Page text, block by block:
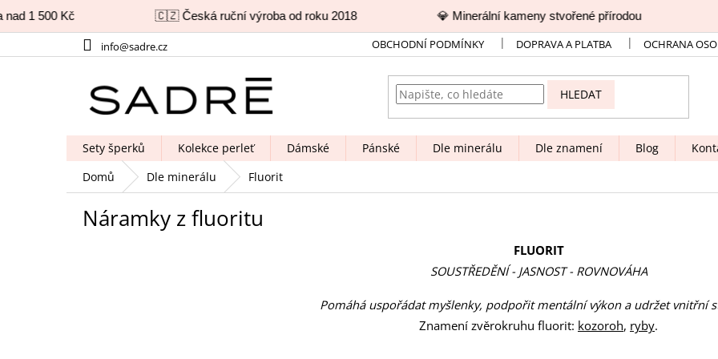
1 500 Kč 🇨🇿 Česká ruční výroba od roku 2018 💎 Minerální kameny stvořené přírodou
na
info@sadre.cz OBCHODNÍ PODMÍNKY DOPRAVA A PLATBA OCHRANA
HLEDAT
Sety šperků Kolekce perleť Dámské Pánské Dle minerálu Dle znamení Blog
Domů
Dle minerálu Fluorit
Náramky z fluoritu
FLUORIT
SOUSTŘEDĚNÍ - JASNOST - ROVNOVÁHA
Pomáhá uspořádat myšlenky, podpořit mentální výkon a udržet vnitřní
Znamení zvěrokruhu fluorit: kozoroh, ryby.